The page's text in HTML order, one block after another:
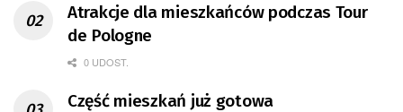
Atrakcje dla mieszkańców podczas Tour
de Pologne
0 UDOST.
Część mieszkań już gotowa